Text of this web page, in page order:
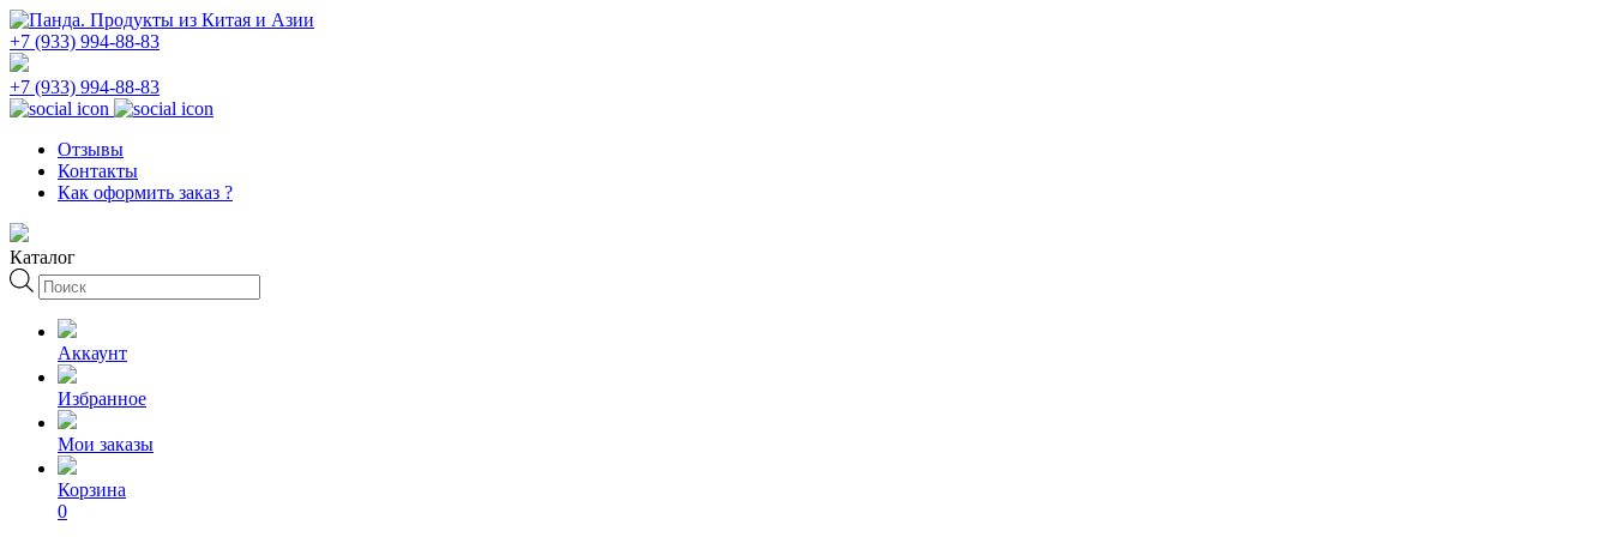
+7 (933) 994-88-83
+7 (933) 994-88-83
Отзывы
Контакты
Как оформить заказ ?
Каталог
Поиск
товаров
Аккаунт
Избранное
Мои заказы
Корзина
0